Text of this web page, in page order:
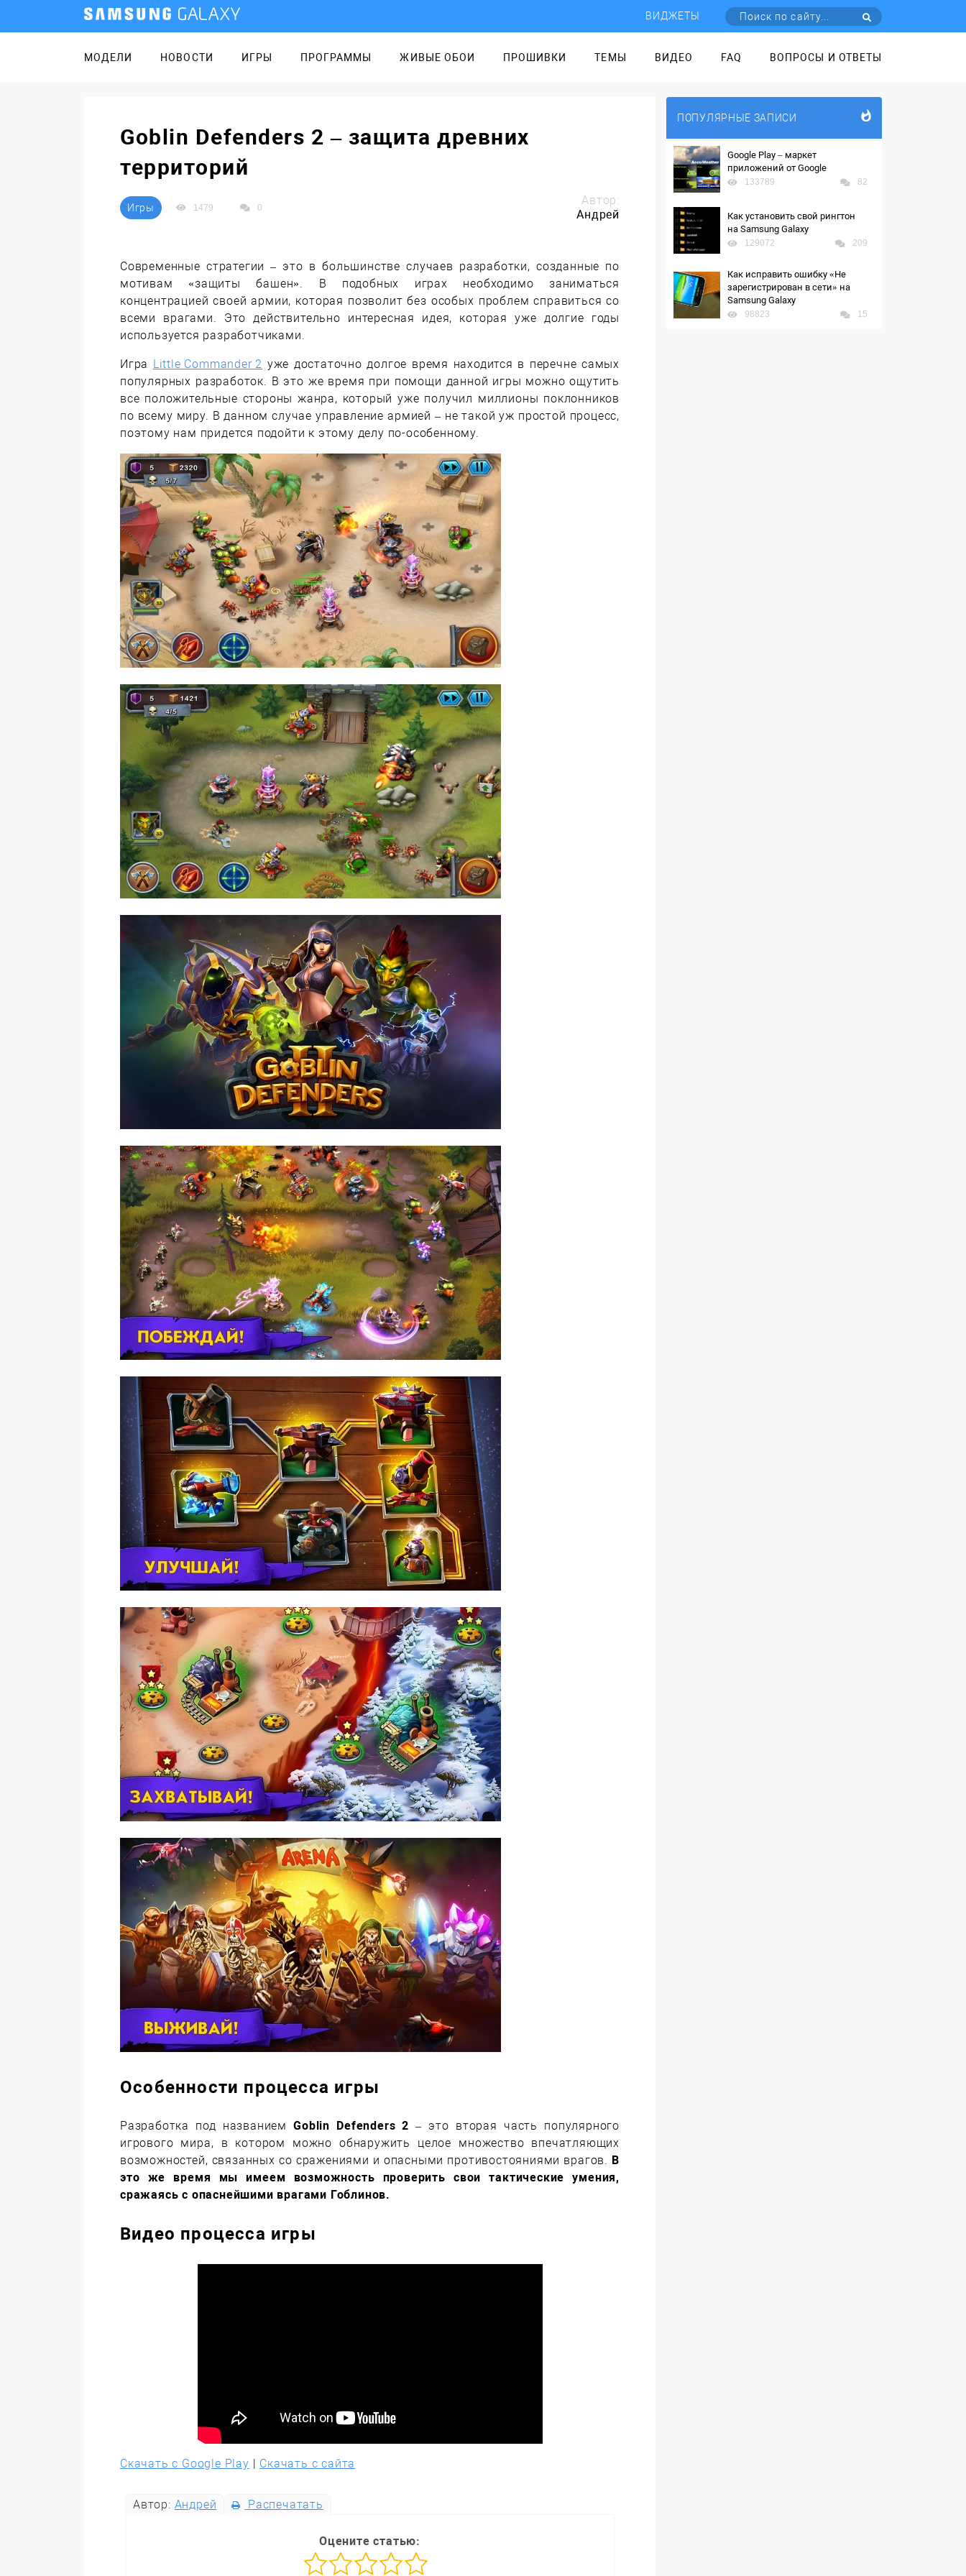
ВИДЖЕТЫ
МОДЕЛИ НОВОСТИ ИГРЫ ПРОГРАММЫ ЖИВЫЕ ОБОИ ПРОШИВКИ ТЕМЫ ВИДЕО FAQ ВОПРОСЫ И ОТВЕТЫ
Goblin Defenders 2 – защита древних
территорий
Игры 1479 0
Автор:
Андрей
Современные стратегии – это в большинстве случаев разработки, созданные по
мотивам «защиты башен». В подобных играх необходимо заниматься
концентрацией своей армии, которая позволит без особых проблем справиться со
всеми врагами. Это действительно интересная идея, которая уже долгие годы
используется разработчиками.
Игра Little Commander 2 уже достаточно долгое время находится в перечне самых
популярных разработок. В это же время при помощи данной игры можно ощутить
все положительные стороны жанра, который уже получил миллионы поклонников
по всему миру. В данном случае управление армией – не такой уж простой процесс,
поэтому нам придется подойти к этому делу по-особенному.
Особенности процесса игры
Разработка под названиемGoblin Defenders 2 – это вторая часть популярного
игрового мира, в котором можно обнаружить целое множество впечатляющих
возможностей, связанных со сражениями и опасными противостояниями врагов. В
это же время мы имеем возможность проверить свои тактические умения,
сражаясь с опаснейшими врагами Гоблинов.
Видео процесса игры
Скачать с Google Play | Скачать с сайта
Автор: Андрей Распечатать
Оцените статью:
ПОПУЛЯРНЫЕ ЗАПИСИ
Google Play – маркет
приложений от Google
133789 82
Как установить свой рингтон
на Samsung Galaxy
129072 209
Как исправить ошибку «Не
зарегистрирован в сети» на
Samsung Galaxy
98823 15